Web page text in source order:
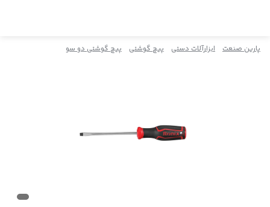
پارین صنعت ابزارآلات دستی پیچ گوشتی پیچ گوشتی دو سو